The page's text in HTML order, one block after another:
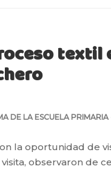
textil
DE LA ESCUELA PRIMARIA
la oportunidad de
observaron de